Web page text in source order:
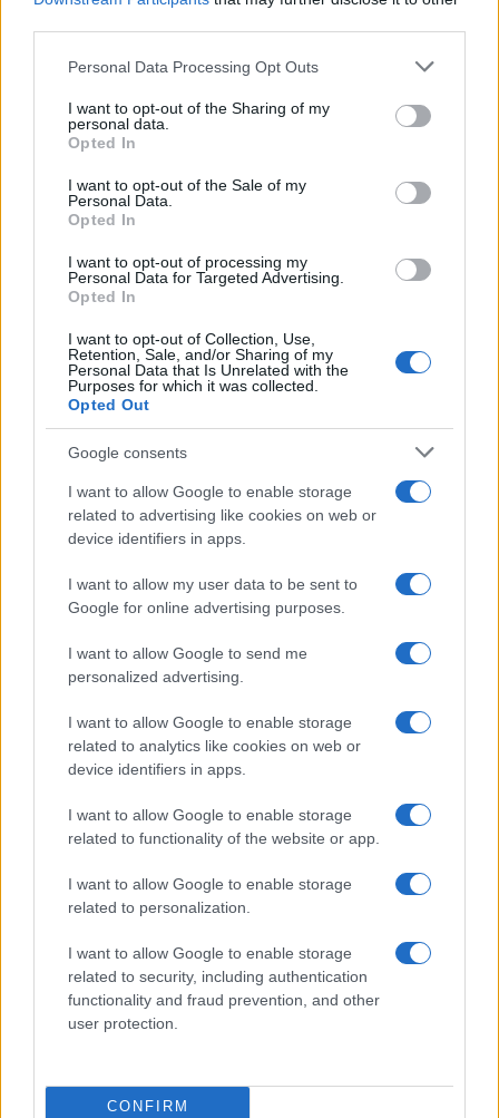
Please note that this website/app uses one or more Google
not limited to your visit or usage behaviour. You may click to
grant or deny consent to Google and its third-party tags to
use your data for below specified purposes in below Google
consent section.
Personal Data Processing Opt Outs
I want to opt-out of the Sharing of my
personal data.
Opted In
I want to opt-out of the Sale of my
Personal Data.
Opted In
I want to opt-out of processing my
Personal Data for Targeted Advertising.
Opted In
I want to opt-out of Collection, Use,
Retention, Sale, and/or Sharing of my
Personal Data that Is Unrelated with the
Purposes for which it was collected.
Opted Out
Google consents
I want to allow Google to enable storage
related to advertising like cookies on web or
device identifiers in apps.
I want to allow my user data to be sent to
Google for online advertising purposes.
I want to allow Google to send me
personalized advertising.
I want to allow Google to enable storage
related to analytics like cookies on web or
device identifiers in apps.
I want to allow Google to enable storage
related to functionality of the website or app.
I want to allow Google to enable storage
related to personalization.
I want to allow Google to enable storage
related to security, including authentication
functionality and fraud prevention, and other
user protection.
CONFIRM
Esce di strada con l’auto ad Arzachena: ferito il
conducente
Turiste si perdono a Tavolara: salvate dai vigili
del fuoco
Meteo Olbia 6 agosto, migliora il tempo in
Gallura
NECROLOGIE
Mario Malu
I nostri cari
I nostri cari